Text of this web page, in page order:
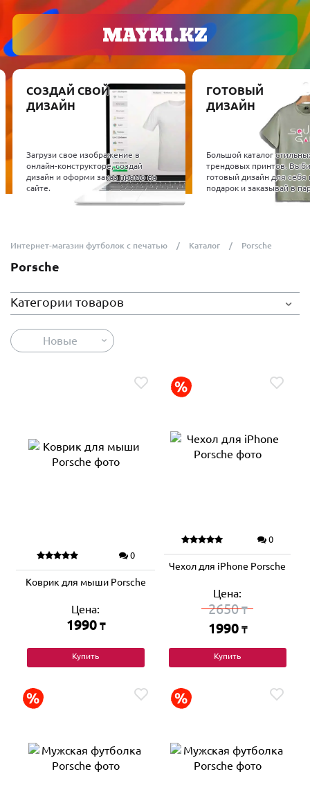
СОЗДАЙ СВОЙ
ДИЗАЙН
Загрузи свое изображение в
онлайн-конструкторе, создай
дизайн и оформи заказ прямо на
сайте.
ГОТОВЫЙ
ДИЗАЙН
Большой каталог
трендовых принтов.
готовый дизайн для себя
подарок и заказывай в
Интернет-магазин футболок с печатью Каталог Porsche
Porsche
Категории товаров
Новые
0
Коврик для мыши Porsche
Цена:
1990 ₸
Купить
0
Чехол для iPhone Porsche
Цена:
2650₸
1990 ₸
Купить